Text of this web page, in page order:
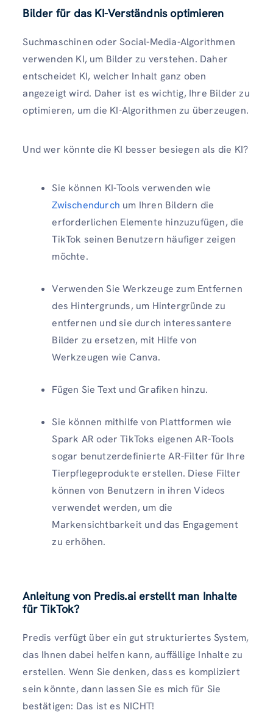
Bilder für das KI-Verständnis optimieren
Suchmaschinen oder Social-Media-Algorithmen
verwenden KI, um Bilder zu verstehen. Daher
entscheidet KI, welcher Inhalt ganz oben
angezeigt wird. Daher ist es wichtig, Ihre Bilder zu
optimieren, um die KI-Algorithmen zu überzeugen.
Und wer könnte die KI besser besiegen als die KI?
Sie können KI-Tools verwenden wie
Zwischendurch um Ihren Bildern die
erforderlichen Elemente hinzuzufügen, die
TikTok seinen Benutzern häufiger zeigen
möchte.
Verwenden Sie Werkzeuge zum Entfernen
des Hintergrunds, um Hintergründe zu
entfernen und sie durch interessantere
Bilder zu ersetzen, mit Hilfe von
Werkzeugen wie Canva.
Fügen Sie Text und Grafiken hinzu.
Sie können mithilfe von Plattformen wie
Spark AR oder TikToks eigenen AR-Tools
sogar benutzerdefinierte AR-Filter für Ihre
Tierpflegeprodukte erstellen. Diese Filter
können von Benutzern in ihren Videos
verwendet werden, um die
Markensichtbarkeit und das Engagement
zu erhöhen.
Anleitung von Predis.ai erstellt man Inhalte
für TikTok?
Predis verfügt über ein gut strukturiertes System,
das Ihnen dabei helfen kann, auffällige Inhalte zu
erstellen. Wenn Sie denken, dass es kompliziert
sein könnte, dann lassen Sie es mich für Sie
bestätigen: Das ist es NICHT!